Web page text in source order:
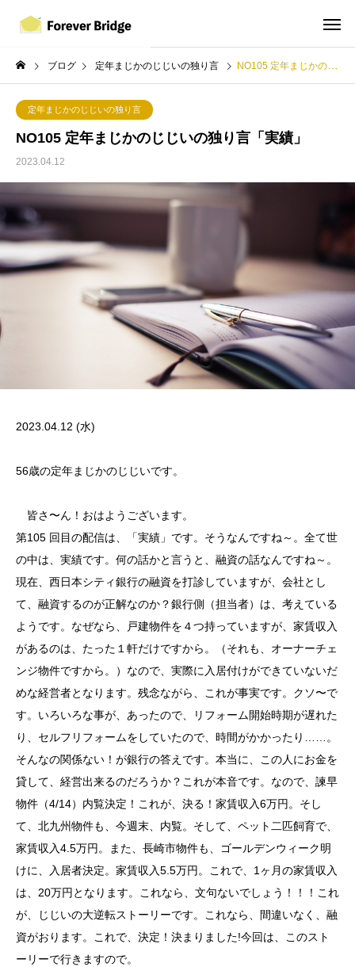
ブログ 定年まじかのじじいの独り言 NO105 定年まじかのじじいの独り言「実績」
定年まじかのじじいの独り言
NO105 定年まじかのじじいの独り言「実績」
2023.04.12
2023.04.12 (水)
56歳の定年まじかのじじいです。
皆さ〜ん！おはようございます。
第105 回目の配信は、「実績」です。そうなんですね～。全て世
の中は、実績です。何の話かと言うと、融資の話なんですね～。
現在、西日本シティ銀行の融資を打診していますが、会社とし
て、融資するのが正解なのか？銀行側（担当者）は、考えている
ようです。なぜなら、戸建物件を４つ持っていますが、家賃収入
があるのは、たった１軒だけですから。（それも、オーナーチェ
ンジ物件ですから。）なので、実際に入居付けができていないだ
めな経営者となります。残念ながら、これが事実です。クソ〜で
す。いろいろな事が、あったので、リフォーム開始時期が遅れた
り、セルフリフォームをしていたので、時間がかかったり……。
そんなの関係ない！が銀行の答えです。本当に、この人にお金を
貸して、経営出来るのだろうか？これが本音です。なので、諫早
物件（4/14）内覧決定！これが、決る！家賃収入6万円。そし
て、北九州物件も、今週末、内覧。そして、ペット二匹飼育で、
家賃収入4.5万円。また、長崎市物件も、ゴールデンウィーク明
けに、入居者決定。家賃収入5.5万円。これで、1ヶ月の家賃収入
は、20万円となります。これなら、文句ないでしょう！！！これ
が、じじいの大逆転ストーリーです。これなら、間違いなく、融
資がおります。これで、決定！決まりました!今回は、このスト
ーリーで行きますので。